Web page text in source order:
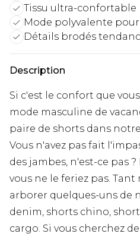
Tissu ultra-confortable
Mode polyvalente
Détails brodés
Description
Si c'est le confort que
mode masculine de
paire de shorts dans
Vous n'avez pas fait
des jambes, n'est-ce pas
vous ne le feriez pas.
arborer quelques-uns de
denim, shorts chino,
cargo. Si vous cherchez